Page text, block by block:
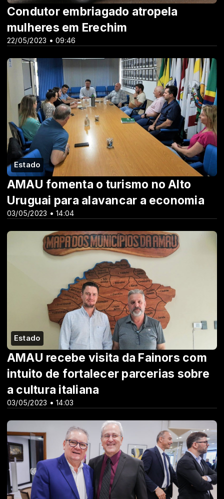
22/05/2023 • 09:46
Condutor embriagado atropela
mulheres em Erechim
Estado
03/05/2023 • 14:04
AMAU fomenta o turismo no Alto
Uruguai para alavancar a economia
Estado
03/05/2023 • 14:03
AMAU recebe visita da Fainors com
intuito de fortalecer parcerias sobre
a cultura italiana